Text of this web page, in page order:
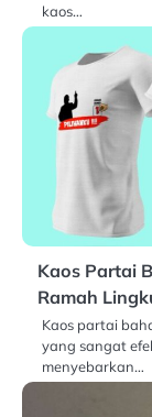
kaos…
Kaos Partai
Ramah
Kaos partai
yang sangat
menyebarkan…